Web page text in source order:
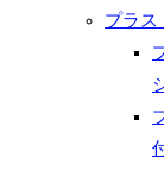
プラス